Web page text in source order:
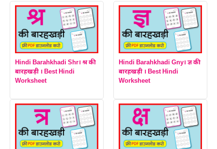
Hindi Barahkhadi Shr। श्र की
बारहखड़ी । Best Hindi
Worksheet
Hindi Barahkhadi Gny। ज्ञ की
बारहखड़ी । Best Hindi
Worksheet